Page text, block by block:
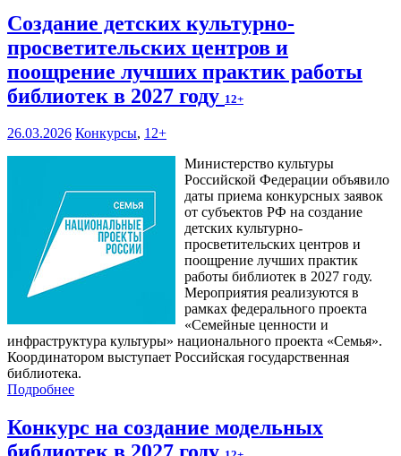
Создание детских культурно-
просветительских центров и
поощрение лучших практик работы
библиотек в 2027 году 12+
26.03.2026 Конкурсы, 12+
Министерство культуры
Российской Федерации объявило
даты приема конкурсных заявок
от субъектов РФ на создание
детских культурно-
просветительских центров и
поощрение лучших практик
работы библиотек в 2027 году.
Мероприятия реализуются в
рамках федерального проекта
«Семейные ценности и
инфраструктура культуры» национального проекта «Семья».
Координатором выступает Российская государственная
библиотека.
Подробнее
Конкурс на создание модельных